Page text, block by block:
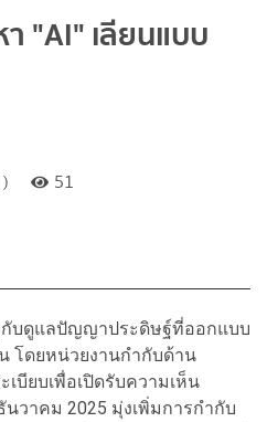
"AI" เลียนแบบ
51
บดูแลปัญญาประดิษฐ์ที่ออกแบบ
โดยหน่วยงานกำกับด้าน
บียบเพื่อเปิดรับความเห็น
วาคม 2025 มุ่งเพิ่มการกำกับ